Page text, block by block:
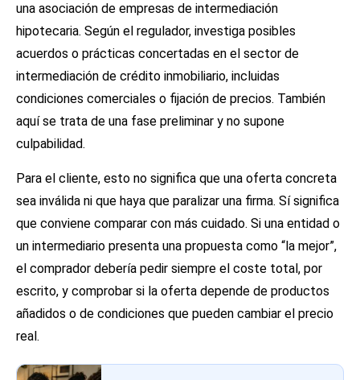
una asociación de empresas de intermediación
hipotecaria. Según el regulador, investiga posibles
acuerdos o prácticas concertadas en el sector de
intermediación de crédito inmobiliario, incluidas
condiciones comerciales o fijación de precios. También
aquí se trata de una fase preliminar y no supone
culpabilidad.
Para el cliente, esto no significa que una oferta concreta
sea inválida ni que haya que paralizar una firma. Sí significa
que conviene comparar con más cuidado. Si una entidad o
un intermediario presenta una propuesta como “la mejor”,
el comprador debería pedir siempre el coste total, por
escrito, y comprobar si la oferta depende de productos
añadidos o de condiciones que pueden cambiar el precio
real.